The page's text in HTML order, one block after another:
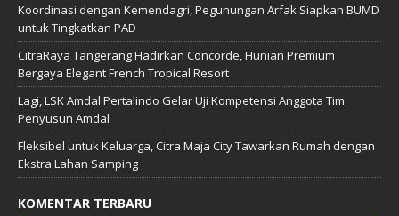
Koordinasi dengan Kemendagri, Pegunungan Arfak Siapkan BUMD
untuk Tingkatkan PAD
CitraRaya Tangerang Hadirkan Concorde, Hunian Premium
Bergaya Elegant French Tropical Resort
Lagi, LSK Amdal Pertalindo Gelar Uji Kompetensi Anggota Tim
Penyusun Amdal
Fleksibel untuk Keluarga, Citra Maja City Tawarkan Rumah dengan
Ekstra Lahan Samping
KOMENTAR TERBARU